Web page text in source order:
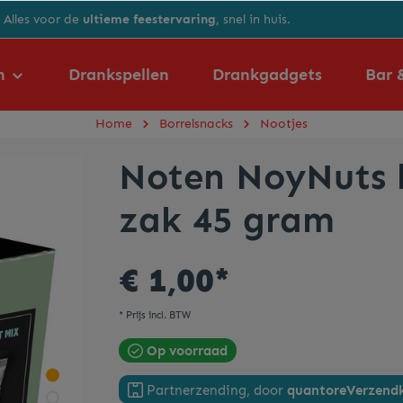
Alles voor de ultieme feestervaring, snel in huis.
Drankspellen Drankgadgets Bar
Energiedrank
Siropen
Zuiveldrank
Afwas-en reinigingsmiddelen
Dienbladen
Flesopeners
Maatbekers
Oktoberfest
EK/WK voetbal
Home Borrelsnacks Nootjes
Noten NoyNuts
zak 45 gram
€ 1,00*
* Prijs incl. BTW
Op voorraad
Partnerzending, door quantore